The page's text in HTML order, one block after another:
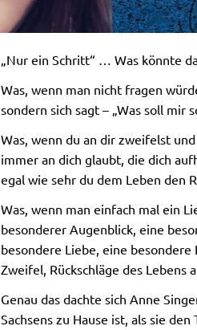
„Nur ein Schritt“ … Was könnte
Was, wenn man nicht fragen
sondern sich sagt – „Was soll mir
Was, wenn du an dir zweifelst
immer an dich glaubt, die dich
egal wie sehr du dem Leben den
Was, wenn man einfach mal ein
besonderer Augenblick, eine
besondere Liebe, eine
Zweifel, Rückschläge des Lebens
Genau das dachte sich Anne
Sachsens zu Hause ist, als sie